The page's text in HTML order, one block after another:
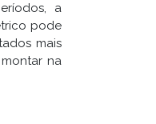
a
pode
mais
na